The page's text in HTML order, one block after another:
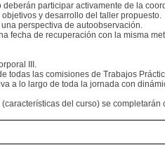
participar activamente de la
y desarrollo del taller propuesto.
perspectiva de autoobservación.
fecha de recuperación con la misma
III.
todas las comisiones de Trabajos
a lo largo de toda la jornada con
del curso) se